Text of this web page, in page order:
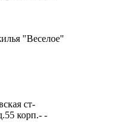
"Веселое"
ст-
корп.- -